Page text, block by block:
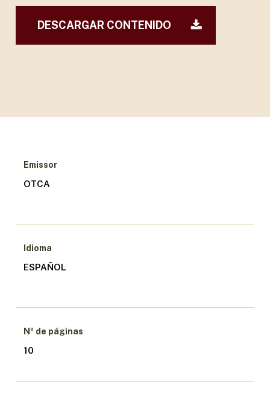
DESCARGAR CONTENIDO
Emissor
OTCA
Idioma
ESPAÑOL
Nº de páginas
10